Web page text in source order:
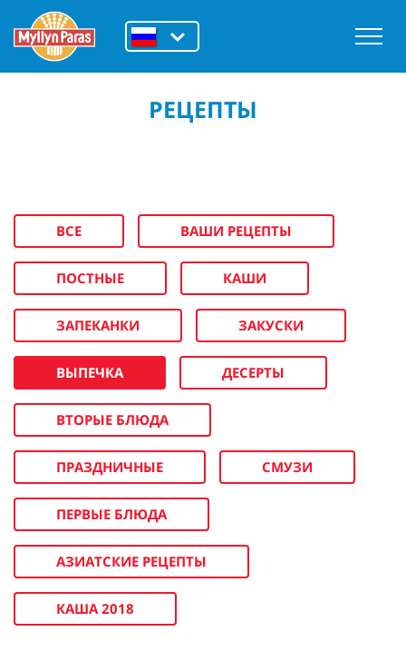
РЕЦЕПТЫ
ВСЕ ВАШИ РЕЦЕПТЫ
ПОСТНЫЕ КАШИ
ЗАПЕКАНКИ ЗАКУСКИ
ВЫПЕЧКА ДЕСЕРТЫ
ВТОРЫЕ БЛЮДА
ПРАЗДНИЧНЫЕ СМУЗИ
ПЕРВЫЕ БЛЮДА
АЗИАТСКИЕ РЕЦЕПТЫ
КАША 2018